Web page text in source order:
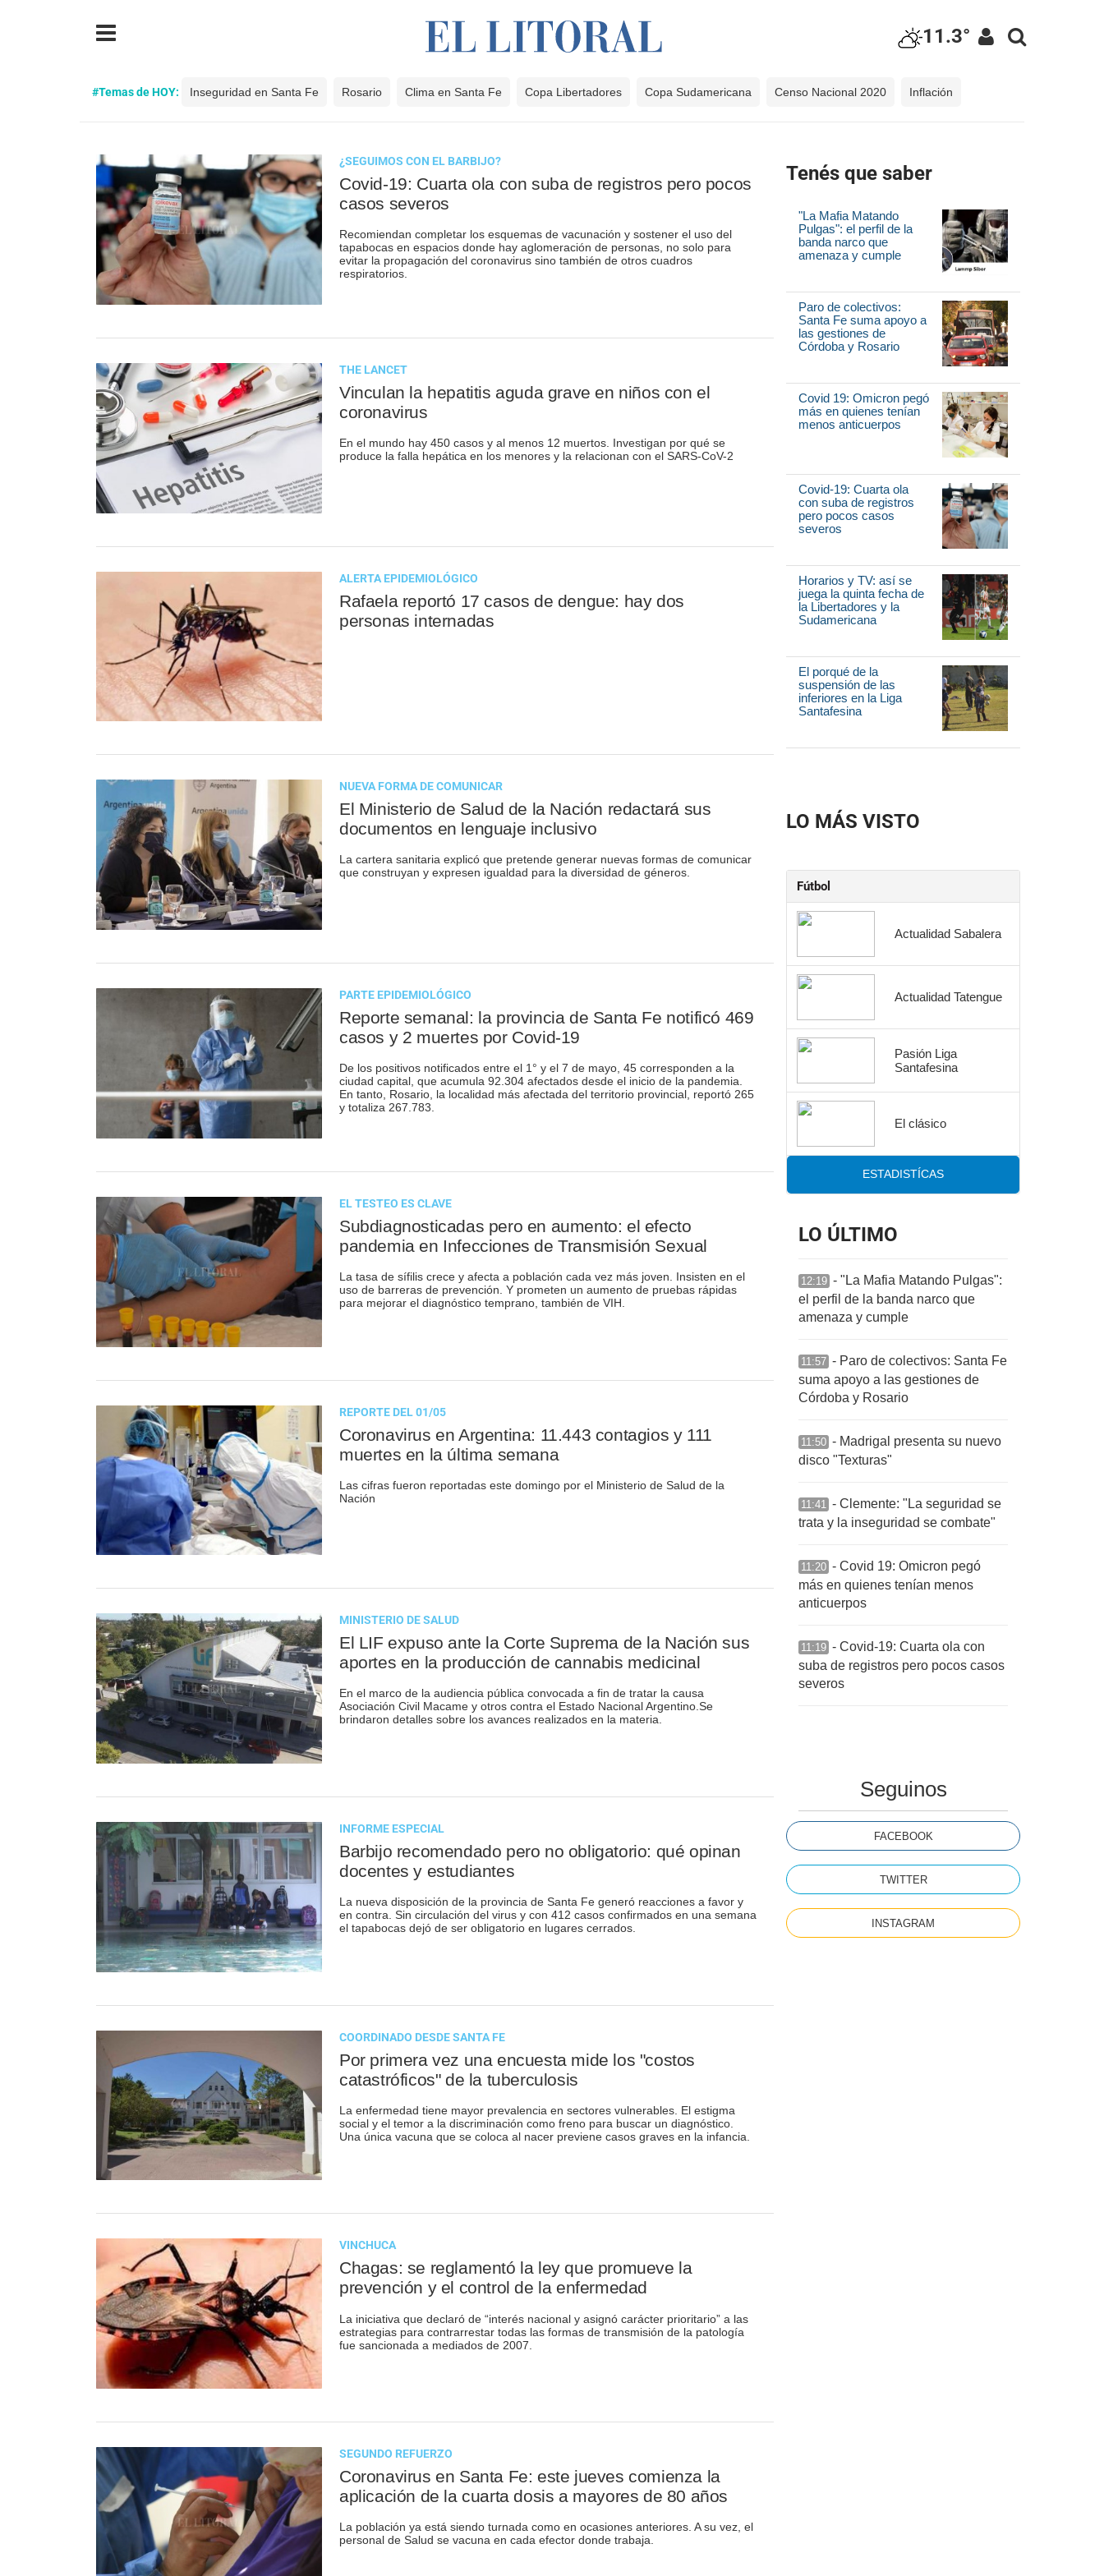
11.3°
#Temas de HOY: Inseguridad en Santa Fe Rosario Clima en Santa Fe Copa Libertadores Copa Sudamericana Censo Nacional 2020 Inflación
¿SEGUIMOS CON EL BARBIJO?
Covid-19: Cuarta ola con suba de registros pero pocos
casos severos
Recomiendan completar los esquemas de vacunación y sostener el uso del
tapabocas en espacios donde hay aglomeración de personas, no solo para
evitar la propagación del coronavirus sino también de otros cuadros
respiratorios.
THE LANCET
Vinculan la hepatitis aguda grave en niños con el
coronavirus
En el mundo hay 450 casos y al menos 12 muertos. Investigan por qué se
produce la falla hepática en los menores y la relacionan con el SARS-CoV-2
ALERTA EPIDEMIOLÓGICO
Rafaela reportó 17 casos de dengue: hay dos
personas internadas
NUEVA FORMA DE COMUNICAR
El Ministerio de Salud de la Nación redactará sus
documentos en lenguaje inclusivo
La cartera sanitaria explicó que pretende generar nuevas formas de comunicar
que construyan y expresen igualdad para la diversidad de géneros.
PARTE EPIDEMIOLÓGICO
Reporte semanal: la provincia de Santa Fe notificó 469
casos y 2 muertes por Covid-19
De los positivos notificados entre el 1° y el 7 de mayo, 45 corresponden a la
ciudad capital, que acumula 92.304 afectados desde el inicio de la pandemia.
En tanto, Rosario, la localidad más afectada del territorio provincial, reportó 265
y totaliza 267.783.
EL TESTEO ES CLAVE
Subdiagnosticadas pero en aumento: el efecto
pandemia en Infecciones de Transmisión Sexual
La tasa de sífilis crece y afecta a población cada vez más joven. Insisten en el
uso de barreras de prevención. Y prometen un aumento de pruebas rápidas
para mejorar el diagnóstico temprano, también de VIH.
REPORTE DEL 01/05
Coronavirus en Argentina: 11.443 contagios y 111
muertes en la última semana
Las cifras fueron reportadas este domingo por el Ministerio de Salud de la
Nación
MINISTERIO DE SALUD
El LIF expuso ante la Corte Suprema de la Nación sus
aportes en la producción de cannabis medicinal
En el marco de la audiencia pública convocada a fin de tratar la causa
Asociación Civil Macame y otros contra el Estado Nacional Argentino.Se
brindaron detalles sobre los avances realizados en la materia.
INFORME ESPECIAL
Barbijo recomendado pero no obligatorio: qué opinan
docentes y estudiantes
La nueva disposición de la provincia de Santa Fe generó reacciones a favor y
en contra. Sin circulación del virus y con 412 casos confirmados en una semana
el tapabocas dejó de ser obligatorio en lugares cerrados.
COORDINADO DESDE SANTA FE
Por primera vez una encuesta mide los "costos
catastróficos" de la tuberculosis
La enfermedad tiene mayor prevalencia en sectores vulnerables. El estigma
social y el temor a la discriminación como freno para buscar un diagnóstico.
Una única vacuna que se coloca al nacer previene casos graves en la infancia.
VINCHUCA
Chagas: se reglamentó la ley que promueve la
prevención y el control de la enfermedad
La iniciativa que declaró de “interés nacional y asignó carácter prioritario” a las
estrategias para contrarrestar todas las formas de transmisión de la patología
fue sancionada a mediados de 2007.
SEGUNDO REFUERZO
Coronavirus en Santa Fe: este jueves comienza la
aplicación de la cuarta dosis a mayores de 80 años
La población ya está siendo turnada como en ocasiones anteriores. A su vez, el
personal de Salud se vacuna en cada efector donde trabaja.
Tenés que saber
"La Mafia Matando
Pulgas": el perfil de la
banda narco que
amenaza y cumple
Paro de colectivos:
Santa Fe suma apoyo a
las gestiones de
Córdoba y Rosario
Covid 19: Omicron pegó
más en quienes tenían
menos anticuerpos
Covid-19: Cuarta ola
con suba de registros
pero pocos casos
severos
Horarios y TV: así se
juega la quinta fecha de
la Libertadores y la
Sudamericana
El porqué de la
suspensión de las
inferiores en la Liga
Santafesina
LO MÁS VISTO
Fútbol
Actualidad Sabalera
Actualidad Tatengue
Pasión Liga
Santafesina
El clásico
ESTADISTÍCAS
LO ÚLTIMO
12:19 - "La Mafia Matando Pulgas":
el perfil de la banda narco que
amenaza y cumple
11:57 - Paro de colectivos: Santa Fe
suma apoyo a las gestiones de
Córdoba y Rosario
11:50 - Madrigal presenta su nuevo
disco "Texturas"
11:41 - Clemente: "La seguridad se
trata y la inseguridad se combate"
11:20 - Covid 19: Omicron pegó
más en quienes tenían menos
anticuerpos
11:19 - Covid-19: Cuarta ola con
suba de registros pero pocos casos
severos
Seguinos
FACEBOOK
TWITTER
INSTAGRAM